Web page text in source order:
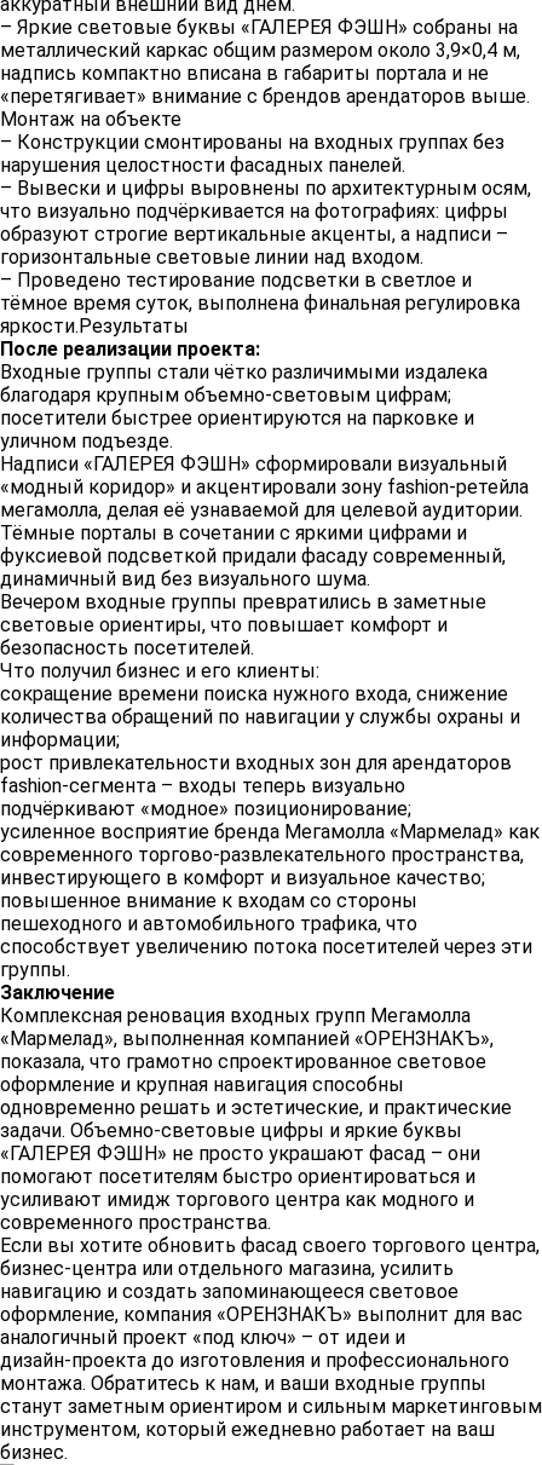
– Яркие световые буквы «ГАЛЕРЕЯ ФЭШН» собраны на
металлический каркас общим размером около 3,9×0,4 м,
надпись компактно вписана в габариты портала и не
«перетягивает» внимание с брендов арендаторов выше.
Монтаж на объекте
– Конструкции смонтированы на входных группах без
нарушения целостности фасадных панелей.
– Вывески и цифры выровнены по архитектурным осям,
что визуально подчёркивается на фотографиях: цифры
образуют строгие вертикальные акценты, а надписи –
горизонтальные световые линии над входом.
– Проведено тестирование подсветки в светлое и
тёмное время суток, выполнена финальная регулировка
яркости.Результаты
После реализации проекта:
Входные группы стали чётко различимыми издалека
благодаря крупным объемно‑световым цифрам;
посетители быстрее ориентируются на парковке и
уличном подъезде.
Надписи «ГАЛЕРЕЯ ФЭШН» сформировали визуальный
«модный коридор» и акцентировали зону fashion‑ретейла
мегамолла, делая её узнаваемой для целевой аудитории.
Тёмные порталы в сочетании с яркими цифрами и
фуксиевой подсветкой придали фасаду современный,
динамичный вид без визуального шума.
Вечером входные группы превратились в заметные
световые ориентиры, что повышает комфорт и
безопасность посетителей.
Что получил бизнес и его клиенты:
сокращение времени поиска нужного входа, снижение
количества обращений по навигации у службы охраны и
информации;
рост привлекательности входных зон для арендаторов
fashion‑сегмента – входы теперь визуально
подчёркивают «модное» позиционирование;
усиленное восприятие бренда Мегамолла «Мармелад» как
современного торгово‑развлекательного пространства,
инвестирующего в комфорт и визуальное качество;
повышенное внимание к входам со стороны
пешеходного и автомобильного трафика, что
способствует увеличению потока посетителей через эти
группы.
Заключение
Комплексная реновация входных групп Мегамолла
«Мармелад», выполненная компанией «ОРЕНЗНАКЪ»,
показала, что грамотно спроектированное световое
оформление и крупная навигация способны
одновременно решать и эстетические, и практические
задачи. Объемно‑световые цифры и яркие буквы
«ГАЛЕРЕЯ ФЭШН» не просто украшают фасад – они
помогают посетителям быстро ориентироваться и
усиливают имидж торгового центра как модного и
современного пространства.
Если вы хотите обновить фасад своего торгового центра,
бизнес‑центра или отдельного магазина, усилить
навигацию и создать запоминающееся световое
оформление, компания «ОРЕНЗНАКЪ» выполнит для вас
аналогичный проект «под ключ» – от идеи и
дизайн‑проекта до изготовления и профессионального
монтажа. Обратитесь к нам, и ваши входные группы
станут заметным ориентиром и сильным маркетинговым
инструментом, который ежедневно работает на ваш
бизнес.